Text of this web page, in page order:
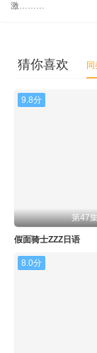
激………
猜你喜欢
9.8分
第47
假面骑士ZZZ日语
8.0分